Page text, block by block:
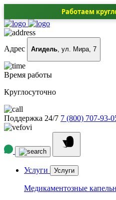
Работаем
Адрес Агидель, ул. Мира, 7
Время работы
Круглосуточно
Поддержка 24/7 7 (800) 707-93-
Услуги Услуги
Медикаментозные